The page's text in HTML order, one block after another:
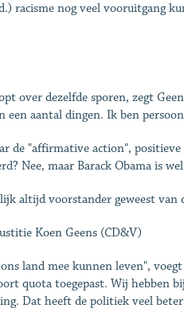
racisme nog veel vooruitgang
over dezelfde sporen, zegt
een aantal dingen. Ik ben
de "affirmative action",
Nee, maar Barack Obama is
altijd voorstander geweest van
Koen Geens (CD&V)
land mee kunnen leven",
quota toegepast. Wij hebben
Dat heeft de politiek veel